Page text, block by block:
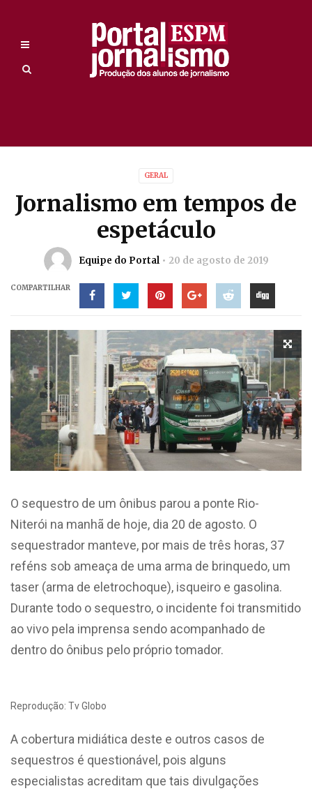
GERAL
Jornalismo em tempos de
espetáculo
Equipe do Portal 20 de agosto de 2019
COMPARTILHAR
O sequestro de um ônibus parou a ponte Rio-
Niterói na manhã de hoje, dia 20 de agosto. O
sequestrador manteve, por mais de três horas, 37
reféns sob ameaça de uma arma de brinquedo, um
taser (arma de eletrochoque), isqueiro e gasolina.
Durante todo o sequestro, o incidente foi transmitido
ao vivo pela imprensa sendo acompanhado de
dentro do ônibus pelo próprio tomador.
Reprodução: Tv Globo
A cobertura midiática deste e outros casos de
sequestros é questionável, pois alguns
especialistas acreditam que tais divulgações